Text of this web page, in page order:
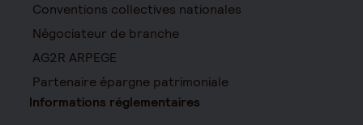
Conventions collectives nationales
Négociateur de branche
AG2R ARPEGE
Partenaire épargne patrimoniale
Informations réglementaires